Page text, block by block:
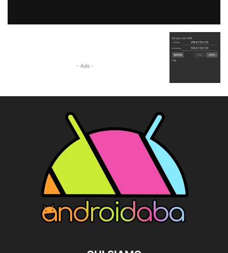
- Ads -